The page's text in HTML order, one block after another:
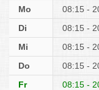
Mo
08:15 -
Di
08:15 -
Mi
08:15 -
Do
08:15 -
Fr
08:15 -